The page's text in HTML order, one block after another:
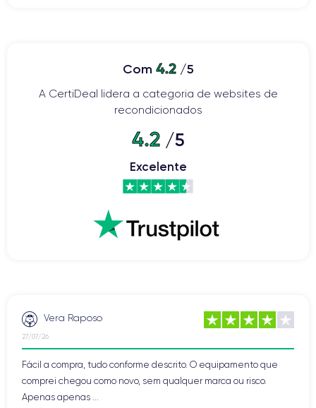
Com 4.2/5
A CertiDeal lidera a categoria de websites de
recondicionados
4.2/5
Excelente
Vera Raposo
27/07/26
Fácil a compra, tudo conforme descrito. O equipamento que
comprei chegou como novo, sem qualquer marca ou risco.
Apenas apenas ...